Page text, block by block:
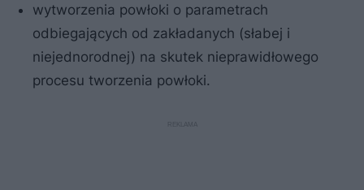
wytworzenia powłoki o parametrach
odbiegających od zakładanych (słabej i
niejednorodnej) na skutek nieprawidłowego
procesu tworzenia powłoki.